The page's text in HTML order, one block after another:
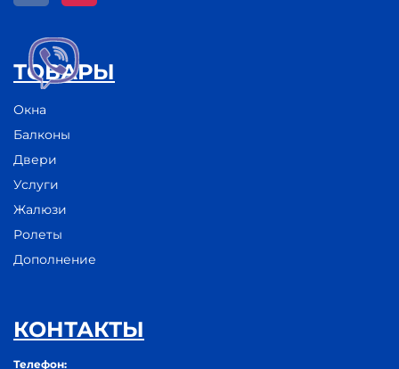
ТОВАРЫ
Окна
Балконы
Двери
Услуги
Жалюзи
Ролеты
Дополнение
КОНТАКТЫ
Телефон: